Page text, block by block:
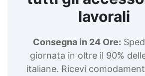
lavorali
Consegna in 24 Ore:
giornata in oltre il 90%
italiane. Ricevi